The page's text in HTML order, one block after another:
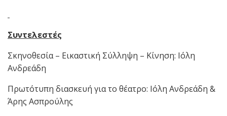
Συντελεστές
Σκηνοθεσία – Εικαστική Σύλληψη – Κίνηση: Ιόλη
Ανδρεάδη
Πρωτότυπη διασκευή για το θέατρο: Ιόλη Ανδρεάδη &
Άρης Ασπρούλης